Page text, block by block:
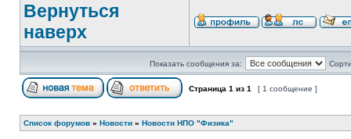
Вернуться
наверх
Показать сообщения за:
Страница 1 из 1 [ 1 сообщение ]
Список форумов » Новости » Новости НПО "Физика"